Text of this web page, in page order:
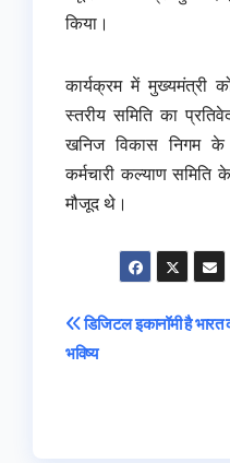
किया।
कार्यक्रम में मुख्यमंत्री
स्तरीय समिति का
खनिज विकास निगम के
कर्मचारी कल्याण समिति
मौजूद थे।
Post
navigation
डिजिटल इकानॉमी है भारत
भविष्य